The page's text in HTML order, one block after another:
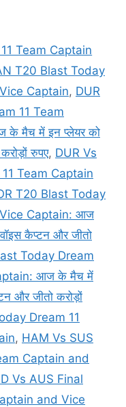
Team Captain
T20 Blast Today
Captain, DUR
11 Team
मैच में इन प्लेयर को
रुपए, DUR Vs
Team Captain
T20 Blast Today
Captain: आज
कैप्टन और जीतो
Today Dream
आज के मैच में
और जीतो करोड़ों
Dream 11
, HAM Vs SUS
Captain and
Vs AUS Final
and Vice